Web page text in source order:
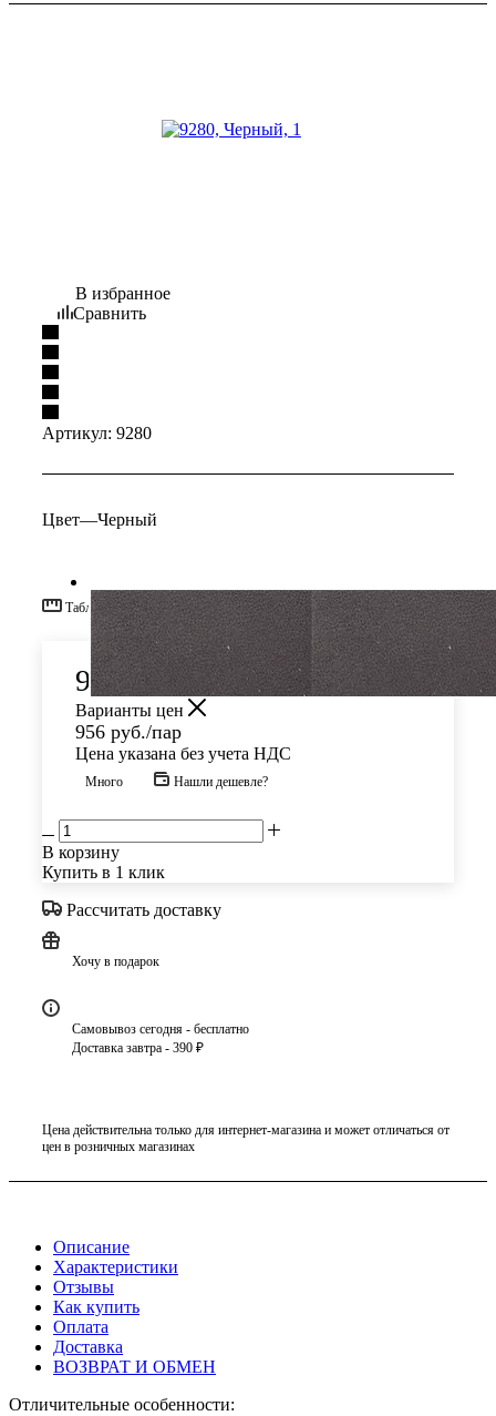
В избранное
Сравнить
Артикул: 9280
Цвет—Черный
Таблица размеров
956руб./пар
Варианты цен
956 руб./пар
Цена указана без учета НДС
Много Нашли дешевле?
В корзину
Купить в 1 клик
Рассчитать доставку
Хочу в подарок
Самовывоз сегодня - бесплатно
Доставка завтра - 390 ₽
Цена действительна только для интернет-магазина и может отличаться от
цен в розничных магазинах
Описание
Характеристики
Отзывы
Как купить
Оплата
Доставка
ВОЗВРАТ И ОБМЕН
Отличительные особенности: